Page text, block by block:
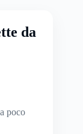
da
poco